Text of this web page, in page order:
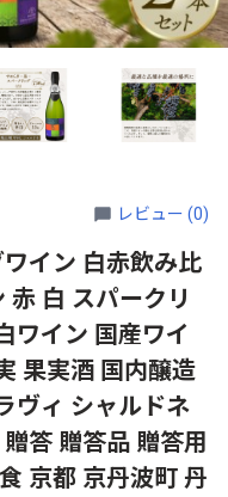
レビュー (0)
イン 白赤飲み比
赤 白 スパークリ
ワイン 国産ワイ
果実酒 国内醸造
ヴィ シャルドネ
答 贈答品 贈答用
京都 京丹波町 丹